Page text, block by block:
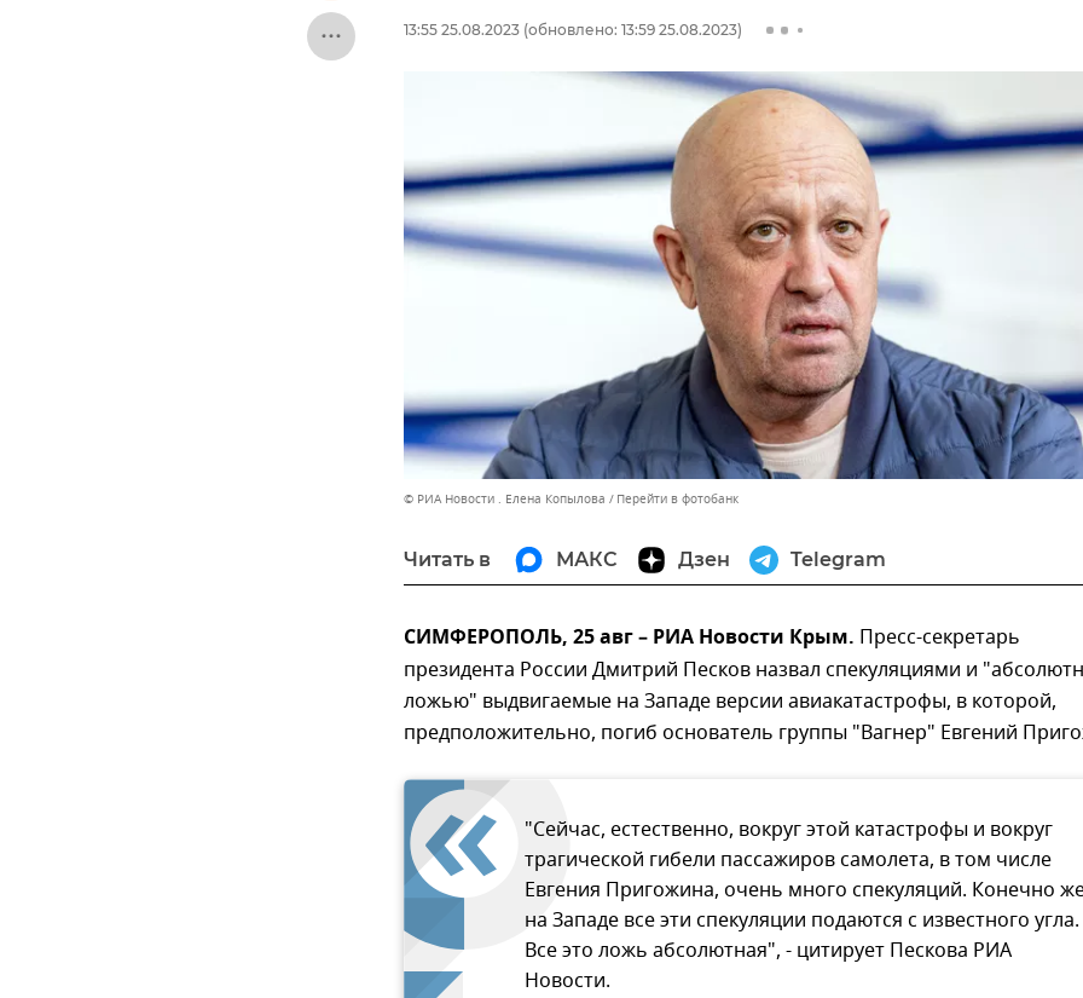
13:55 25.08.2023 (обновлено: 13:59 25.08.2023)
© РИА Новости . Елена Копылова Перейти в фотобанк
Читать в МАКС Дзен Telegram
СИМФЕРОПОЛЬ, 25 авг – РИА Новости Крым. Пресс-секретарь
президента России Дмитрий Песков назвал спекуляциями и
ложью" выдвигаемые на Западе версии авиакатастрофы, в которой,
предположительно, погиб основатель группы "Вагнер" Евгений
"Сейчас, естественно, вокруг этой катастрофы и вокруг
трагической гибели пассажиров самолета, в том числе
Евгения Пригожина, очень много спекуляций. Конечно
на Западе все эти спекуляции подаются с известного угла.
Все это ложь абсолютная", - цитирует Пескова РИА
Новости.